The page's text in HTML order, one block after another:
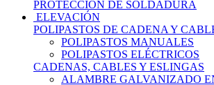
PROTECCIÓN DE SOLDADURA
ELEVACIÓN
POLIPASTOS DE CADENA Y
POLIPASTOS MANUALES
POLIPASTOS ELÉCTRICOS
CADENAS, CABLES Y ESLINGAS
ALAMBRE GALVANIZADO